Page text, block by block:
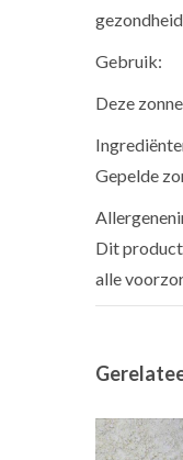
Gebruik:
Deze
Gepelde
Dit product
alle